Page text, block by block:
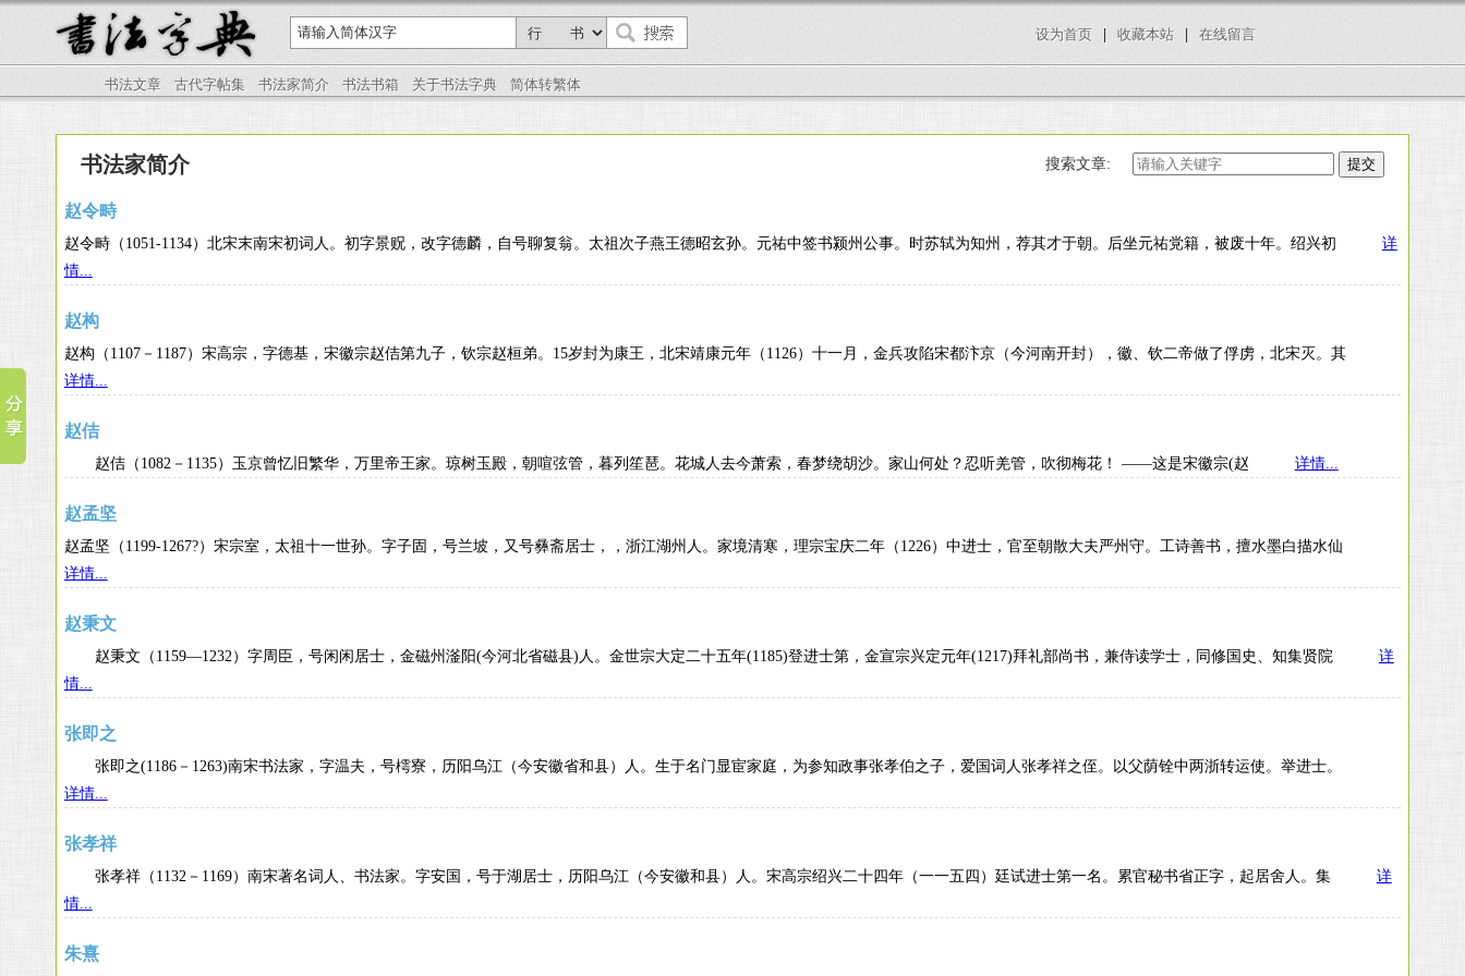
设为首页 | 收藏本站 | 在线留言
书法文章 古代字帖集 书法家简介 书法书箱 关于书法字典 简体转繁体
书法家简介 搜索文章:
赵令畤
赵令畤（1051-1134）北宋末南宋初词人。初字景贶，改字德麟，自号聊复翁。太祖次子燕王德昭玄孙。元祐中签书颍州公事。时苏轼为知州，荐其才于朝。后坐元祐党籍，被废十年。绍兴初 详
情...
赵构
赵构（1107－1187）宋高宗，字德基，宋徽宗赵佶第九子，钦宗赵桓弟。15岁封为康王，北宋靖康元年（1126）十一月，金兵攻陷宋都汴京（今河南开封），徽、钦二帝做了俘虏，北宋灭。其
详情...
赵佶
赵佶（1082－1135）玉京曾忆旧繁华，万里帝王家。琼树玉殿，朝喧弦管，暮列笙琶。花城人去今萧索，春梦绕胡沙。家山何处？忍听羌管，吹彻梅花！ ——这是宋徽宗(赵 详情...
赵孟坚
赵孟坚（1199-1267?）宋宗室，太祖十一世孙。字子固，号兰坡，又号彝斋居士，，浙江湖州人。家境清寒，理宗宝庆二年（1226）中进士，官至朝散大夫严州守。工诗善书，擅水墨白描水仙
详情...
赵秉文
赵秉文（1159—1232）字周臣，号闲闲居士，金磁州滏阳(今河北省磁县)人。金世宗大定二十五年(1185)登进士第，金宣宗兴定元年(1217)拜礼部尚书，兼侍读学士，同修国史、知集贤院 详
情...
张即之
张即之(1186－1263)南宋书法家，字温夫，号樗寮，历阳乌江（今安徽省和县）人。生于名门显宦家庭，为参知政事张孝伯之子，爱国词人张孝祥之侄。以父荫铨中两浙转运使。举进士。
详情...
张孝祥
张孝祥（1132－1169）南宋著名词人、书法家。字安国，号于湖居士，历阳乌江（今安徽和县）人。宋高宗绍兴二十四年（一一五四）廷试进士第一名。累官秘书省正字，起居舍人。集 详
情...
朱熹